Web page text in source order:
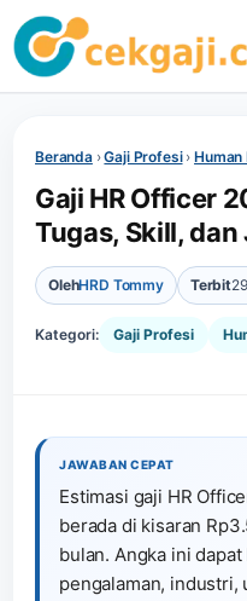
Beranda›Gaji Profesi›Human
Gaji HR Officer
Tugas, Skill,
OlehHRD Tommy Terbit
Kategori: Gaji Profesi
JAWABAN CEPAT
Estimasi gaji HR
berada di kisaran
bulan. Angka ini
pengalaman, industri,